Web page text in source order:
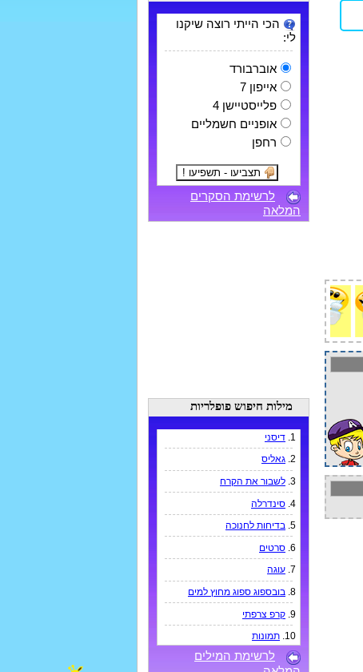
הכי הייתי רוצה שיקנו
לי:
אוברבורד
אייפון 7
פלייסטיישן 4
אופניים חשמליים
רחפן
לרשימת הסקרים
המלאה
מילות חיפוש פופלריות
1. דיסני
2. גאליס
3. לשבור את הקרח
4. סינדרלה
5. בדיחות לחנוכה
6. סרטים
7. עוגה
8. בובספוג ספוג מחוץ למים
9. קרפ צרפתי
10. תמונות
לרשימת המילים